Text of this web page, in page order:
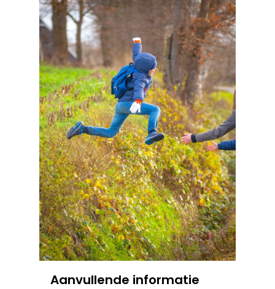
Aanvullende informatie